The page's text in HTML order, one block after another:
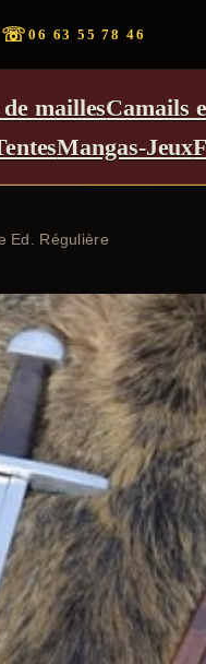
☏06 63 55 78 46
maillesCamails
Mangas-Jeux
Ed. Régulière